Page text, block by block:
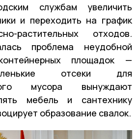
службам увеличить
и переходить на график
растительных отходов.
проблема неудобной
площадок —
отсеки для
мусора вынуждают
мебель и сантехнику
образование свалок.